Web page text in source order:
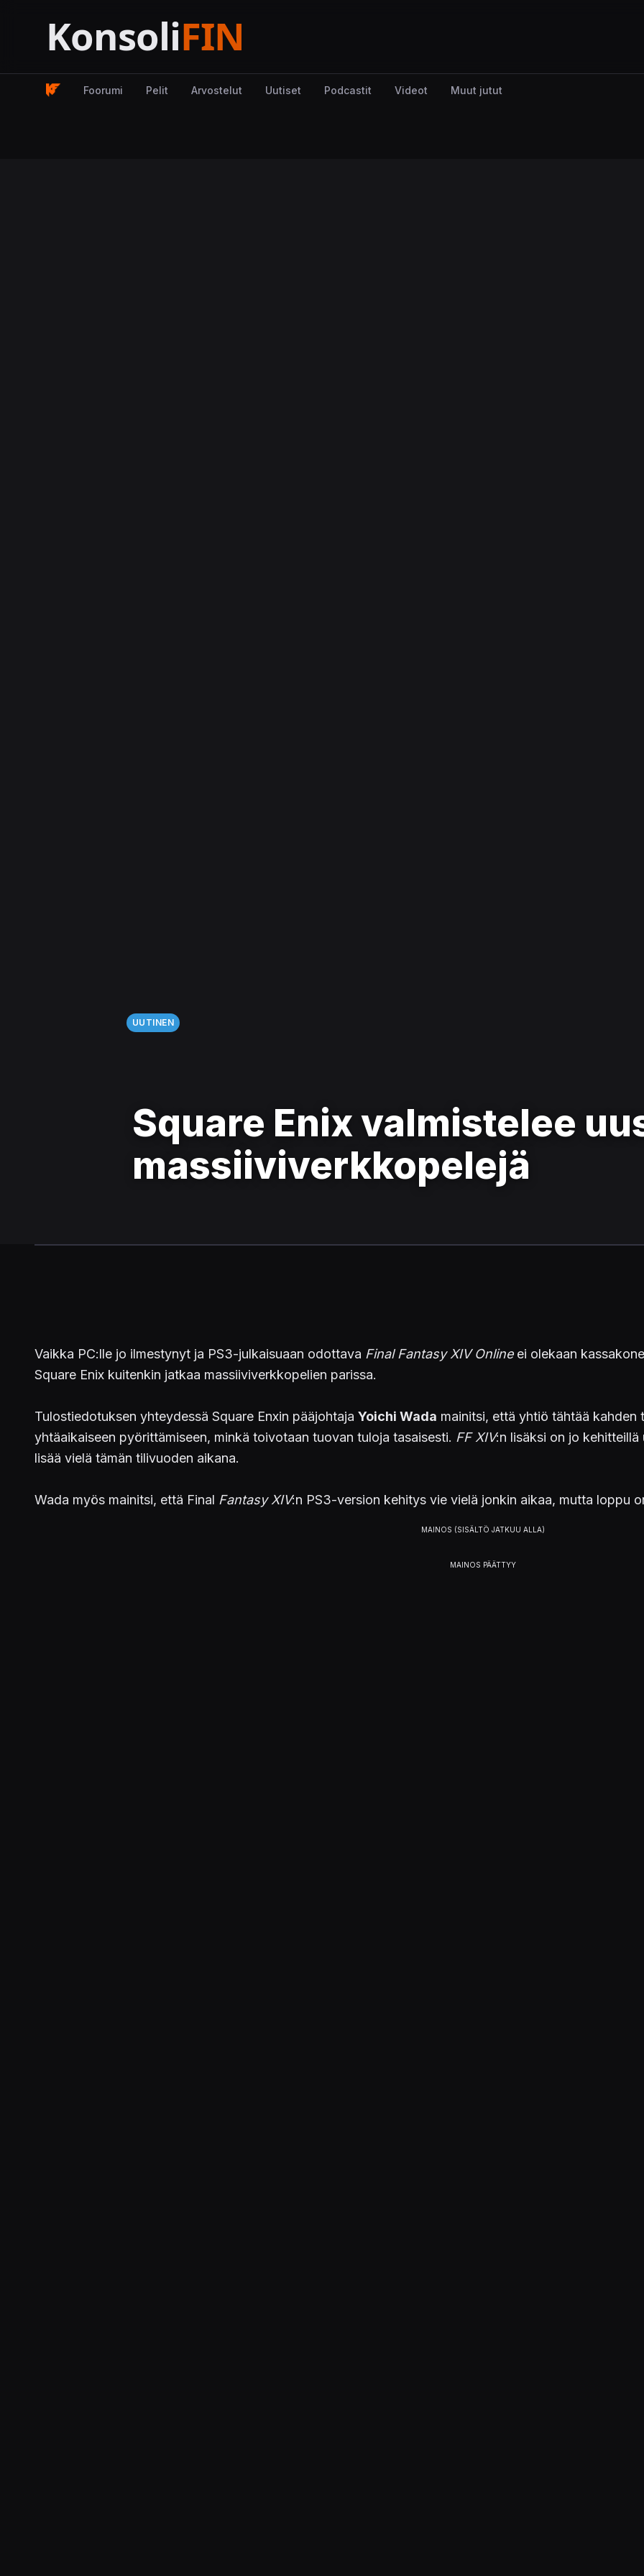
Foorumi Pelit Arvostelut Uutiset Podcastit Videot Muut jutut
UUTINEN
Square Enix valmistelee
massiiviverkkopelejä
Vaikka PC:lle jo ilmestynyt ja PS3-julkaisuaan odottava Final Fantasy XIV Onlineei olekaan
Square Enix kuitenkin jatkaa massiiviverkkopelien parissa.
Tulostiedotuksen yhteydessä Square Enxin pääjohtaja Yoichi Wada mainitsi, että yhtiö tähtää
yhtäaikaiseen pyörittämiseen, minkä toivotaan tuovan tuloja tasaisesti. FF XIV:n lisäksi on jo
lisää vielä tämän tilivuoden aikana.
Wada myös mainitsi, että Final Fantasy XIV:n PS3-version kehitys vie vielä jonkin aikaa, mutta loppu